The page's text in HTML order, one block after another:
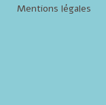
Mentions légales